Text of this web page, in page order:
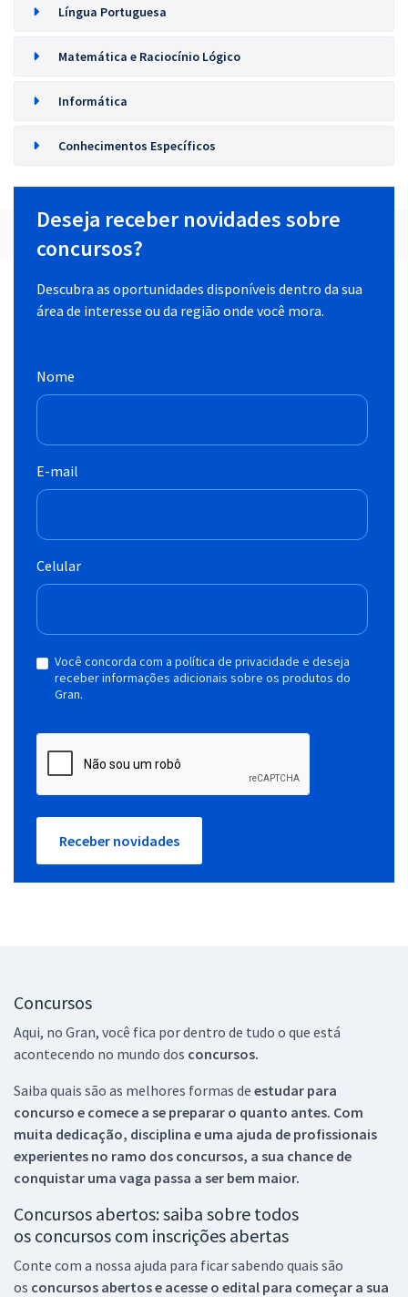
Língua Portuguesa
Matemática e Raciocínio Lógico
Informática
Conhecimentos Específicos
Deseja receber novidades sobre
concursos?
Descubra as oportunidades disponíveis dentro da sua
área de interesse ou da região onde você mora.
Nome
E-mail
Celular
Você concorda com a política de privacidade e deseja
receber informações adicionais sobre os produtos do
Gran.
Receber novidades
Concursos
Aqui, no Gran, você fica por dentro de tudo o que está
acontecendo no mundo dos concursos.
Saiba quais são as melhores formas de estudar para
concurso e comece a se preparar o quanto antes. Com
muita dedicação, disciplina e uma ajuda de profissionais
experientes no ramo dos concursos, a sua chance de
conquistar uma vaga passa a ser bem maior.
Concursos abertos: saiba sobre todos
os concursos com inscrições abertas
Conte com a nossa ajuda para ficar sabendo quais são
os concursos abertos e acesse o edital para começar a sua